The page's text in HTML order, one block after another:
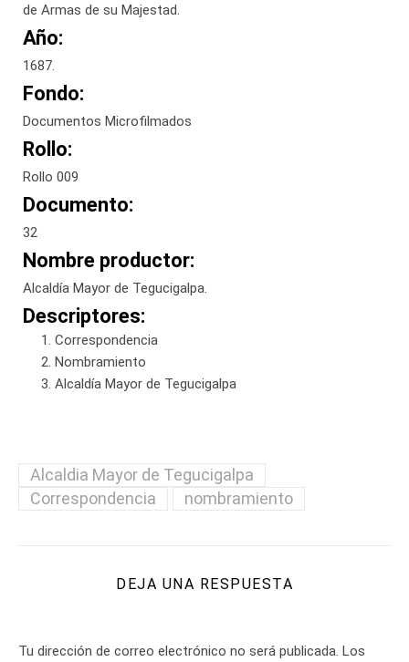
de Armas de su Majestad.
Año:
1687.
Fondo:
Documentos Microfilmados
Rollo:
Rollo 009
Documento:
32
Nombre productor:
Alcaldía Mayor de Tegucigalpa.
Descriptores:
Correspondencia
Nombramiento
Alcaldía Mayor de Tegucigalpa
Alcaldia Mayor de Tegucigalpa
Correspondencia
nombramiento
DEJA UNA RESPUESTA
Tu dirección de correo electrónico no será publicada. Los